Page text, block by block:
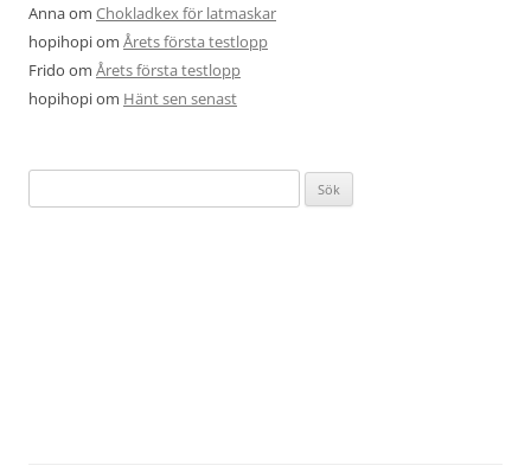
Annaom Chokladkex för latmaskar
hopihopiom Årets första testlopp
Frido om Årets första testlopp
hopihopiom Hänt sen senast
efter: